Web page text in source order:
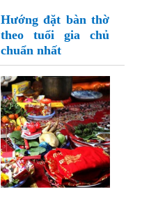
Hướng đặt bàn thờ
theo tuổi gia chủ
chuẩn nhất